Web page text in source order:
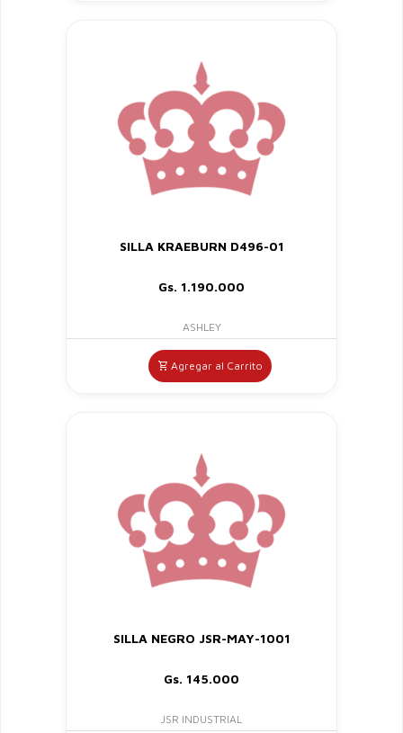
SILLA KRAEBURN D496-01
Gs. 1.190.000
ASHLEY
Agregar al Carrito
SILLA NEGRO JSR-MAY-1001
Gs. 145.000
JSR INDUSTRIAL